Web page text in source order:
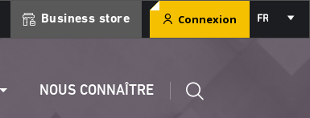
Business store Connexion
Select
FR
NOUS CONNAÎTRE